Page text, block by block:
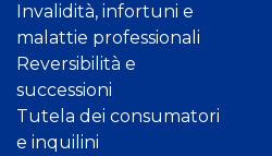
Invalidità, infortuni e
malattie professionali
Reversibilità e
successioni
Tutela dei consumatori
e inquilini